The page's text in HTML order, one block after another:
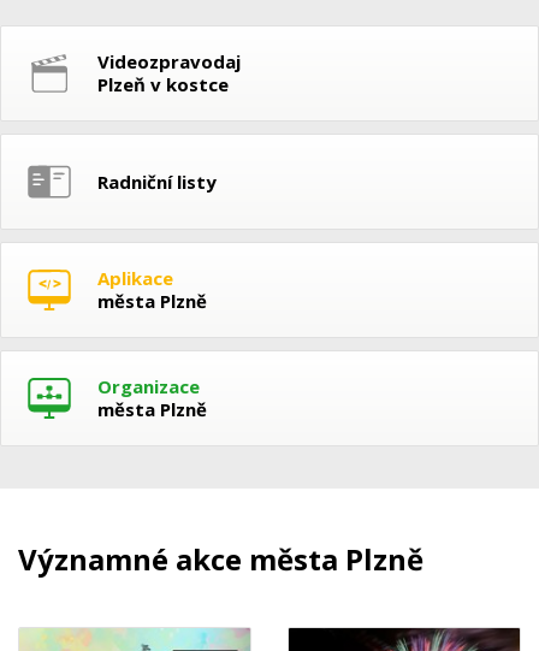
Videozpravodaj
Plzeň v kostce
Radniční listy
Aplikace
města Plzně
Organizace
města Plzně
Významné akce města Plzně